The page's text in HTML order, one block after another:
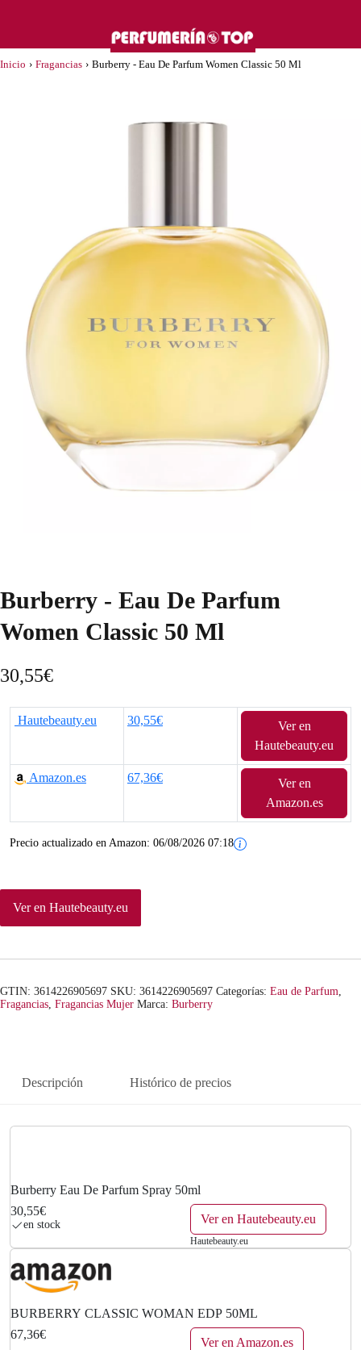
Inicio › Fragancias › Burberry - Eau De Parfum Women Classic 50 Ml
Burberry - Eau De Parfum
Women Classic 50 Ml
30,55€
Hautebeauty.eu 30,55€
Ver en
Hautebeauty.eu
Amazon.es 67,36€
Ver en
Amazon.es
Precio actualizado en Amazon: 06/08/2026 07:18
Ver en Hautebeauty.eu
GTIN: 3614226905697 SKU: 3614226905697 Categorías: Eau de Parfum,
Fragancias, Fragancias Mujer Marca: Burberry
Descripción Histórico de precios
Burberry Eau De Parfum Spray 50ml
30,55€
en stock Ver en Hautebeauty.eu
Hautebeauty.eu
BURBERRY CLASSIC WOMAN EDP 50ML
67,36€
Ver en Amazon.es